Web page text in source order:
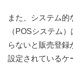
また、システム
（POSシステム
らないと販売登録
設定されているケ